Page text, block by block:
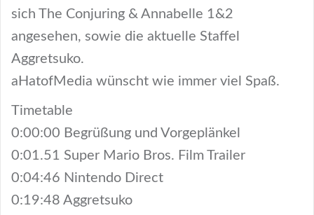
sich The Conjuring & Annabelle 1&2
angesehen, sowie die aktuelle Staffel
Aggretsuko.
aHatofMedia wünscht wie immer viel Spaß.
Timetable
0:00:00 Begrüßung und Vorgeplänkel
0:01.51 Super Mario Bros. Film Trailer
0:04:46 Nintendo Direct
0:19:48 Aggretsuko